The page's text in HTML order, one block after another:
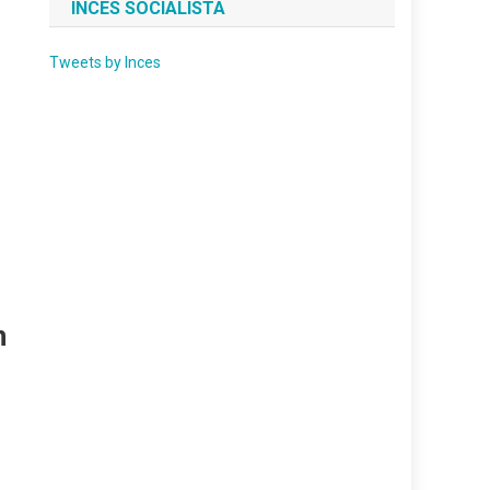
INCES SOCIALISTA
Tweets by Inces